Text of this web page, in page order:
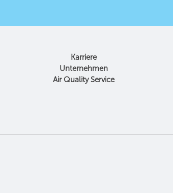
Karriere
Unternehmen
Air Quality Service